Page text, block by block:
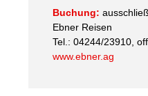
Buchung:
Ebner Reisen
Tel.: 04244/23910,
www.ebner.ag